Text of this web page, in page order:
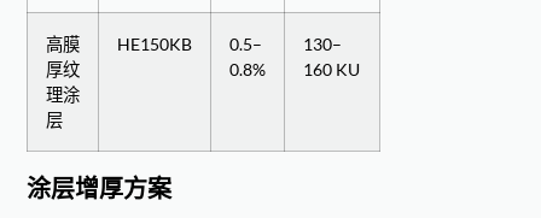
高膜
厚纹
理涂
层
HE150KB
0.5–
0.8%
130–
160 KU
涂层增厚方案